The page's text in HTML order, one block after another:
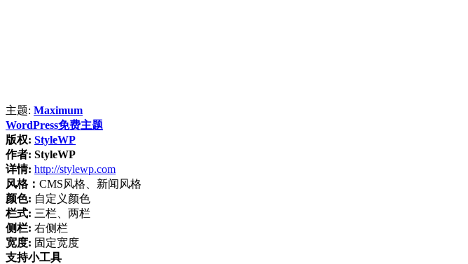
主题: Maximum
WordPress免费主题
版权: StyleWP
作者: StyleWP
详情: http://stylewp.com
风格： CMS风格、新闻风格
颜色: 自定义颜色
栏式: 三栏、两栏
侧栏: 右侧栏
宽度: 固定宽度
支持小工具